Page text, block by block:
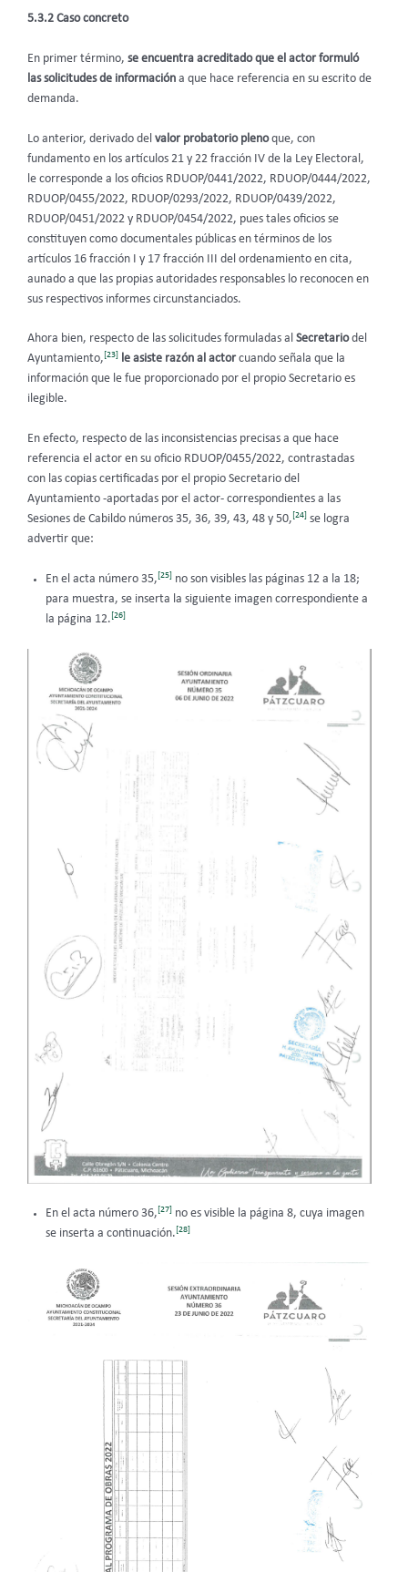
5.3.2 Caso concreto
En primer término, se encuentra acreditado que el actor formuló
las solicitudes de información a que hace referencia en su escrito de
demanda.
Lo anterior, derivado del valor probatorio plenoque, con
fundamento en los artículos 21 y 22 fracción IV de la Ley Electoral,
le corresponde a los oficios RDUOP/0441/2022, RDUOP/0444/2022,
RDUOP/0455/2022, RDUOP/0293/2022, RDUOP/0439/2022,
RDUOP/0451/2022 y RDUOP/0454/2022, pues tales oficios se
constituyen como documentales públicas en términos de los
artículos 16 fracción I y 17 fracción III del ordenamiento en cita,
aunado a que las propias autoridades responsables lo reconocen en
sus respectivos informes circunstanciados.
Ahora bien, respecto de las solicitudes formuladas al Secretariodel
Ayuntamiento, [23] le asiste razón al actorcuando señala que la
información que le fue proporcionado por el propio Secretario es
ilegible.
En efecto, respecto de las inconsistencias precisas a que hace
referencia el actor en su oficio RDUOP/0455/2022, contrastadas
con las copias certificadas por el propio Secretario del
Ayuntamiento -aportadas por el actor- correspondientes a las
Sesiones de Cabildo números 35, 36, 39, 43, 48 y 50,[24] se logra
advertir que:
En el acta número 35,[25] no son visibles las páginas 12 a la 18;
para muestra, se inserta la siguiente imagen correspondiente a
la página 12.[26]
En el acta número 36,[27] no es visible la página 8, cuya imagen
se inserta a continuación.[28]